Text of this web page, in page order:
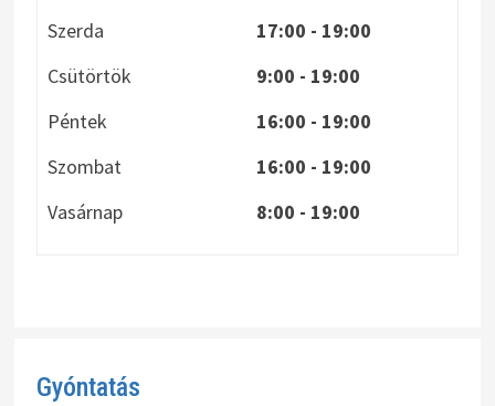
Szerda
17:00 - 19:00
Csütörtök
9:00 - 19:00
Péntek
16:00 - 19:00
Szombat
16:00 - 19:00
Vasárnap
8:00 - 19:00
Gyóntatás